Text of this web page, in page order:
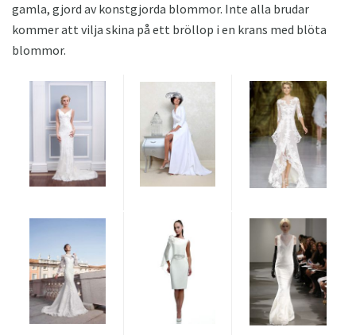
gamla, gjord av konstgjorda blommor. Inte alla brudar
kommer att vilja skina på ett bröllop i en krans med blöta
blommor.